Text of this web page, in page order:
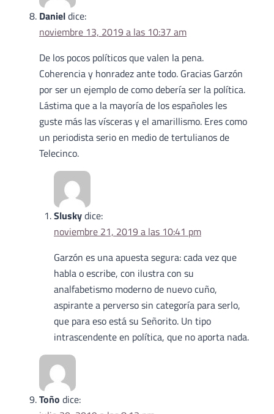
Danieldice:
noviembre 13, 2019 a las 10:37 am
De los pocos políticos que valen la pena.
Coherencia y honradez ante todo. Gracias Garzón
por ser un ejemplo de como debería ser la política.
Lástima que a la mayoría de los españoles les
guste más las vísceras y el amarillismo. Eres como
un periodista serio en medio de tertulianos de
Telecinco.
Sluskydice:
noviembre 21, 2019 a las 10:41 pm
Garzón es una apuesta segura: cada vez que
habla o escribe, con ilustra con su
analfabetismo moderno de nuevo cuño,
aspirante a perverso sin categoría para serlo,
que para eso está su Señorito. Un tipo
intrascendente en política, que no aporta nada.
Toño dice: